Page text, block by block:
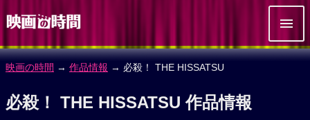
映画の時間 → 作品情報 → 必殺！ THE HISSATSU
必殺！ THE HISSATSU 作品情報